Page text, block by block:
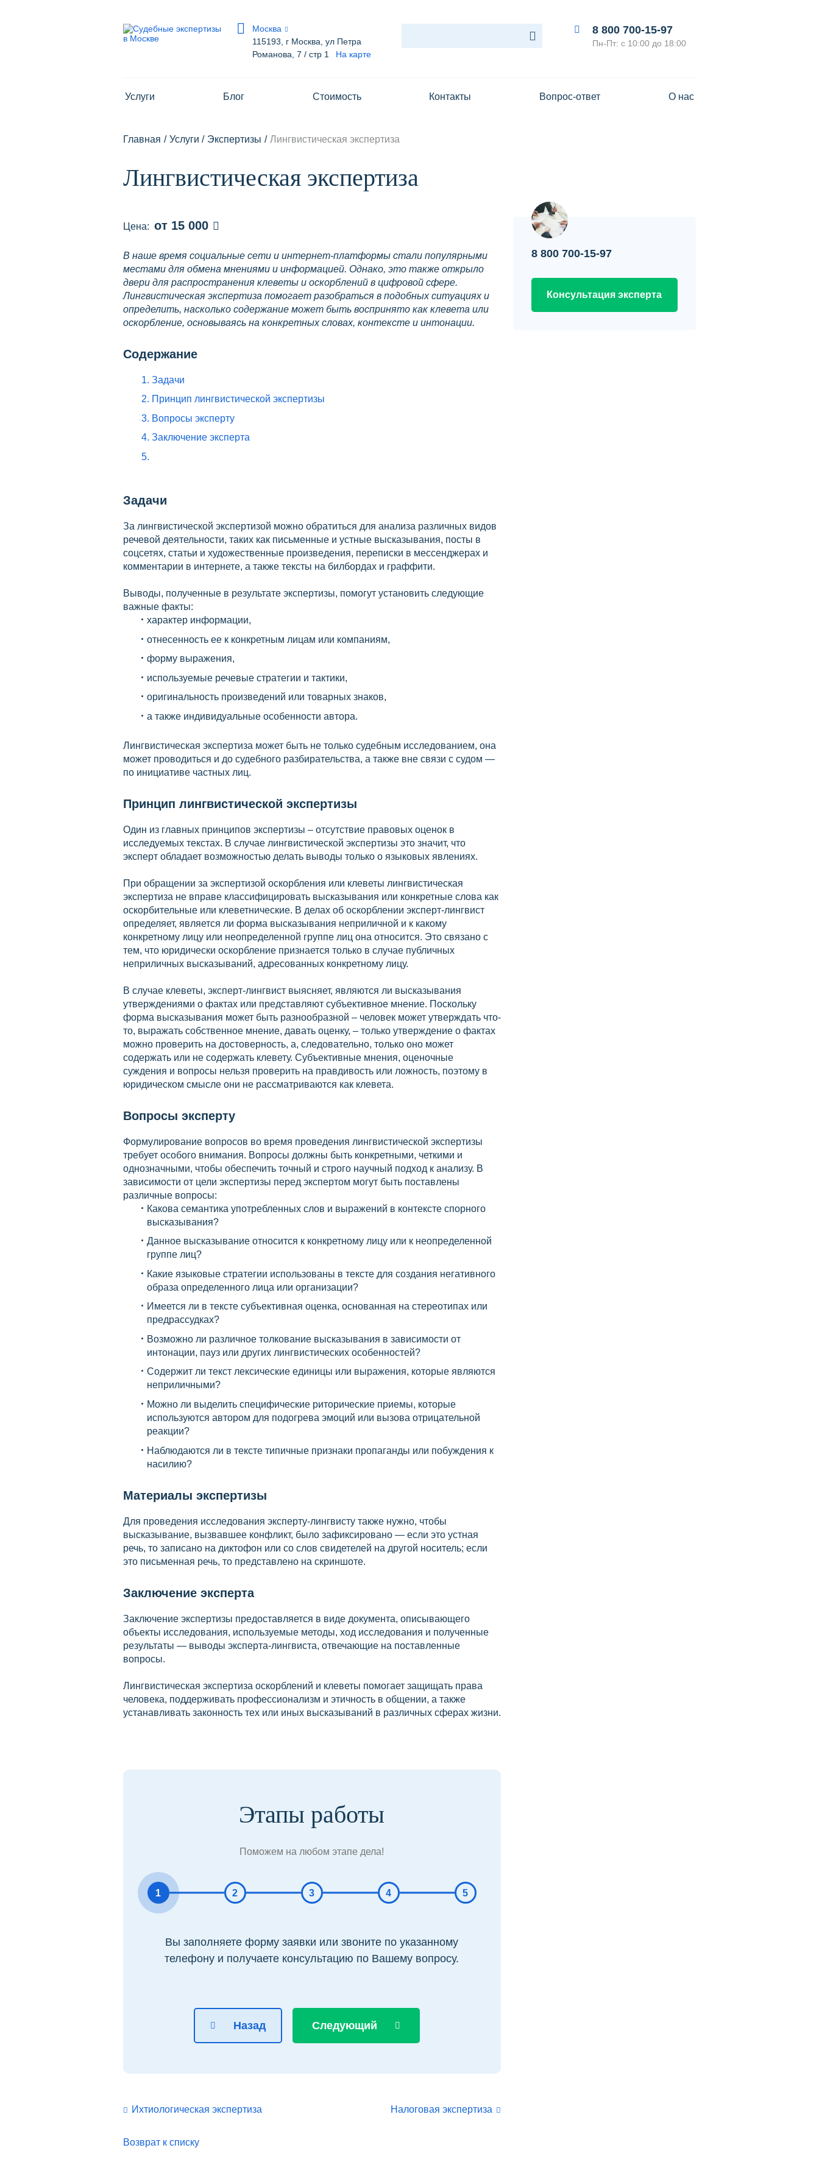
Москва
115193, г Москва, ул Петра
Романова, 7 / стр 1
На карте
8 800 700-15-97
Пн-Пт: с 10:00 до 18:00
Услуги Блог Стоимость Контакты Вопрос-ответ О нас
На карте
Сегодня: 9:00 - 18:00
Получить консультацию Вопрос-ответ
Главная / Услуги / Экспертизы / Лингвистическая экспертиза
Лингвистическая экспертиза
Цена: от 15 000
В наше время социальные сети и интернет-платформы стали популярными
местами для обмена мнениями и информацией. Однако, это также открыло
двери для распространения клеветы и оскорблений в цифровой сфере.
Лингвистическая экспертиза помогает разобраться в подобных ситуациях и
определить, насколько содержание может быть воспринято как клевета или
оскорбление, основываясь на конкретных словах, контексте и интонации.
Содержание
1. Задачи
2. Принцип лингвистической экспертизы
3. Вопросы эксперту
4. Заключение эксперта
5.
Задачи
За лингвистической экспертизой можно обратиться для анализа различных видов
речевой деятельности, таких как письменные и устные высказывания, посты в
соцсетях, статьи и художественные произведения, переписки в мессенджерах и
комментарии в интернете, а также тексты на билбордах и граффити.
Выводы, полученные в результате экспертизы, помогут установить следующие
важные факты:
характер информации,
отнесенность ее к конкретным лицам или компаниям,
форму выражения,
используемые речевые стратегии и тактики,
оригинальность произведений или товарных знаков,
а также индивидуальные особенности автора.
Лингвистическая экспертиза может быть не только судебным исследованием, она
может проводиться и до судебного разбирательства, а также вне связи с судом —
по инициативе частных лиц.
Принцип лингвистической экспертизы
Один из главных принципов экспертизы – отсутствие правовых оценок в
исследуемых текстах. В случае лингвистической экспертизы это значит, что
эксперт обладает возможностью делать выводы только о языковых явлениях.
При обращении за экспертизой оскорбления или клеветы лингвистическая
экспертиза не вправе классифицировать высказывания или конкретные слова как
оскорбительные или клеветнические. В делах об оскорблении эксперт-лингвист
определяет, является ли форма высказывания неприличной и к какому
конкретному лицу или неопределенной группе лиц она относится. Это связано с
тем, что юридически оскорбление признается только в случае публичных
неприличных высказываний, адресованных конкретному лицу.
В случае клеветы, эксперт-лингвист выясняет, являются ли высказывания
утверждениями о фактах или представляют субъективное мнение. Поскольку
форма высказывания может быть разнообразной – человек может утверждать что-
то, выражать собственное мнение, давать оценку, – только утверждение о фактах
можно проверить на достоверность, а, следовательно, только оно может
содержать или не содержать клевету. Субъективные мнения, оценочные
суждения и вопросы нельзя проверить на правдивость или ложность, поэтому в
юридическом смысле они не рассматриваются как клевета.
Вопросы эксперту
Формулирование вопросов во время проведения лингвистической экспертизы
требует особого внимания. Вопросы должны быть конкретными, четкими и
однозначными, чтобы обеспечить точный и строго научный подход к анализу. В
зависимости от цели экспертизы перед экспертом могут быть поставлены
различные вопросы:
Какова семантика употребленных слов и выражений в контексте спорного
высказывания?
Данное высказывание относится к конкретному лицу или к неопределенной
группе лиц?
Какие языковые стратегии использованы в тексте для создания негативного
образа определенного лица или организации?
Имеется ли в тексте субъективная оценка, основанная на стереотипах или
предрассудках?
Возможно ли различное толкование высказывания в зависимости от
интонации, пауз или других лингвистических особенностей?
Содержит ли текст лексические единицы или выражения, которые являются
неприличными?
Можно ли выделить специфические риторические приемы, которые
используются автором для подогрева эмоций или вызова отрицательной
реакции?
Наблюдаются ли в тексте типичные признаки пропаганды или побуждения к
насилию?
Материалы экспертизы
Для проведения исследования эксперту-лингвисту также нужно, чтобы
высказывание, вызвавшее конфликт, было зафиксировано — если это устная
речь, то записано на диктофон или со слов свидетелей на другой носитель; если
это письменная речь, то представлено на скриншоте.
Заключение эксперта
Заключение экспертизы предоставляется в виде документа, описывающего
объекты исследования, используемые методы, ход исследования и полученные
результаты — выводы эксперта-лингвиста, отвечающие на поставленные
вопросы.
Лингвистическая экспертиза оскорблений и клеветы помогает защищать права
человека, поддерживать профессионализм и этичность в общении, а также
устанавливать законность тех или иных высказываний в различных сферах жизни.
Этапы работы
Поможем на любом этапе дела!
1 2 3 4 5
Вы заполняете форму заявки или звоните по указанному
телефону и получаете консультацию по Вашему вопросу.
Назад Следующий
8 800 700-15-97
Консультация эксперта
Ихтиологическая экспертиза Налоговая экспертиза
Возврат к списку